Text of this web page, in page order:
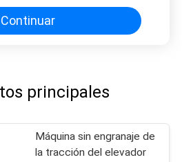
Continuar
principales
Máquina sin engranaje de
la tracción del elevador